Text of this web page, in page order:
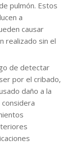
pulmón. Estos
a
causar
realizado sin el
de detectar
por el cribado,
daño a la